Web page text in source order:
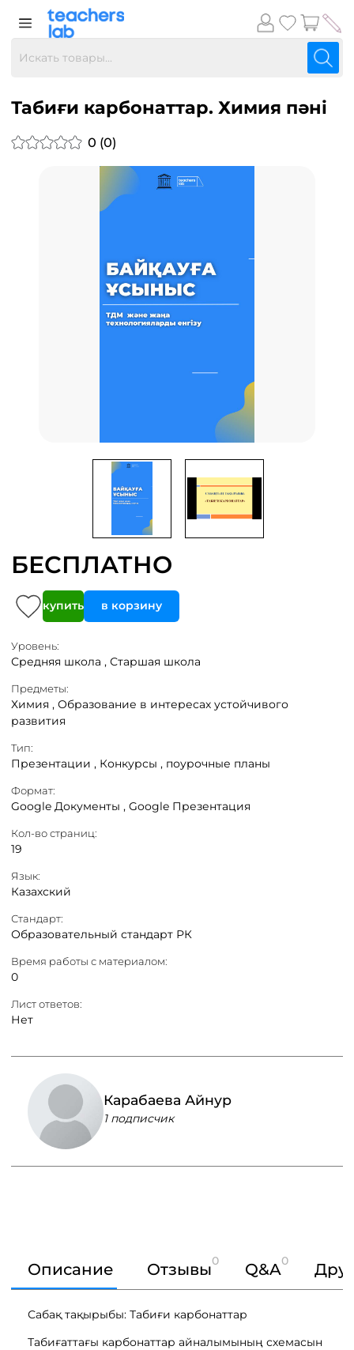
Табиғи карбонаттар. Химия пәні
0 (0)
БЕСПЛАТНО
купить в корзину
Уровень:
Средняя школа , Старшая школа
Предметы:
Химия , Образование в интересах устойчивого
развития
Тип:
Презентации , Конкурсы , поурочные планы
Формат:
Google Документы , Google Презентация
Кол-во страниц:
19
Язык:
Казахский
Стандарт:
Образовательный стандарт РК
Время работы с материалом:
0
Лист ответов:
Нет
Карабаева Айнур
1 подписчик
Описание Отзывы0 Q&A0
Сабақ тақырыбы: Табиғи карбонаттар
Табиғаттағы карбонаттар айналымының схемасын